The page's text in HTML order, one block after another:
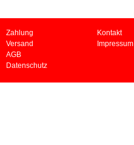
Zahlung
Kontakt
Versand
Impressum
AGB
Datenschutz